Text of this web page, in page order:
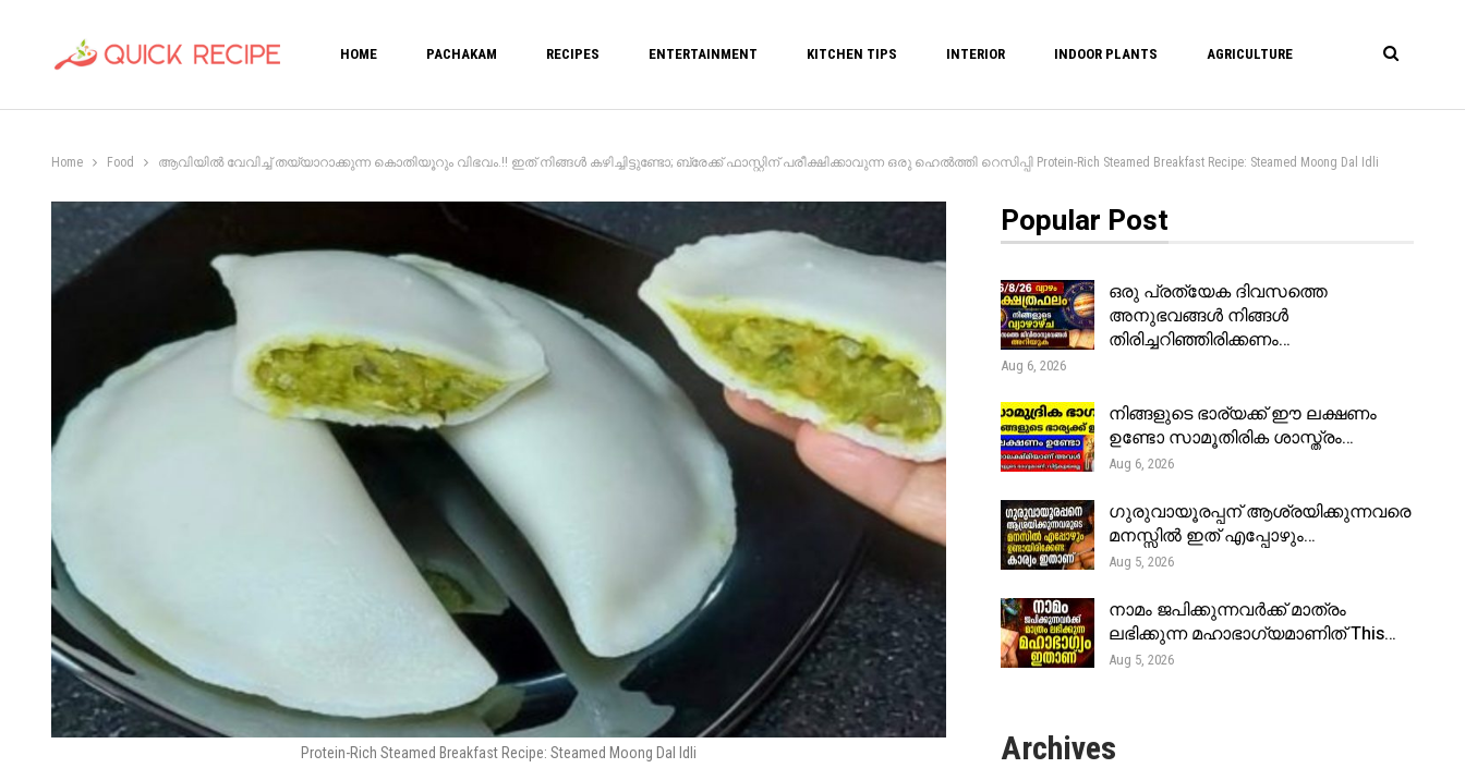
HOME PACHAKAM RECIPES ENTERTAINMENT KITCHEN TIPS INTERIOR INDOOR PLANTS AGRICULTURE
Home Food ആവിയിൽ വേവിച്ച് തയ്യാറാക്കുന്ന കൊതിയൂറും വിഭവം.!! ഇത് നിങ്ങൾ കഴിച്ചിട്ടുണ്ടോ; ബ്രേക്ക് ഫാസ്റ്റിന് പരീക്ഷിക്കാവുന്ന ഒരു ഹെൽത്തി റെസിപ്പി Protein-Rich Steamed Breakfast Recipe: Steamed Moong Dal Idli
Protein-Rich Steamed Breakfast Recipe: Steamed Moong Dal Idli
Popular Post
ഒരു പ്രത്യേക ദിവസത്തെ
അനുഭവങ്ങൾ നിങ്ങൾ
തിരിച്ചറിഞ്ഞിരിക്കണം…
Aug 6, 2026
നിങ്ങളുടെ ഭാര്യക്ക് ഈ ലക്ഷണം
ഉണ്ടോ സാമൂതിരിക ശാസ്ത്രം…
Aug 6, 2026
ഗുരുവായൂരപ്പന് ആശ്രയിക്കുന്നവരെ
മനസ്സിൽ ഇത് എപ്പോഴും…
Aug 5, 2026
നാമം ജപിക്കുന്നവർക്ക് മാത്രം
ലഭിക്കുന്ന മഹാഭാഗ്യമാണിത് This…
Aug 5, 2026
Archives